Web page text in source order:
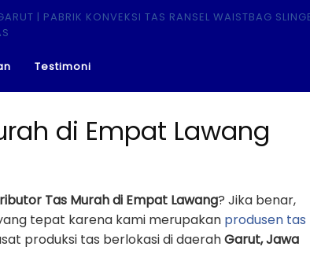
Testimoni
di Empat Lawang
Tas Murah di Empat Lawang? Jika benar,
tepat karena kami merupakan produsen tas
produksi tas berlokasi di daerahGarut, Jawa